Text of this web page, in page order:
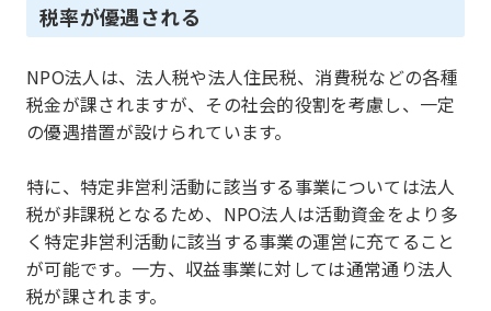
税率が優遇される
NPO法人は、法人税や法人住民税、消費税などの各種
税金が課されますが、その社会的役割を考慮し、一定
の優遇措置が設けられています。
特に、特定非営利活動に該当する事業については法人
税が非課税となるため、NPO法人は活動資金をより多
く特定非営利活動に該当する事業の運営に充てること
が可能です。一方、収益事業に対しては通常通り法人
税が課されます。